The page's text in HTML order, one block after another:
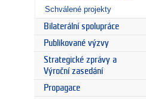
Schválené projekty
Bilaterální spolupráce
Publikované výzvy
Strategické zprávy a
Výroční zasedání
Propagace